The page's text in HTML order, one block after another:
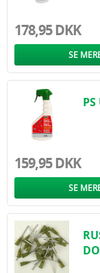
178,95 DKK
SE
159,95 DKK
SE